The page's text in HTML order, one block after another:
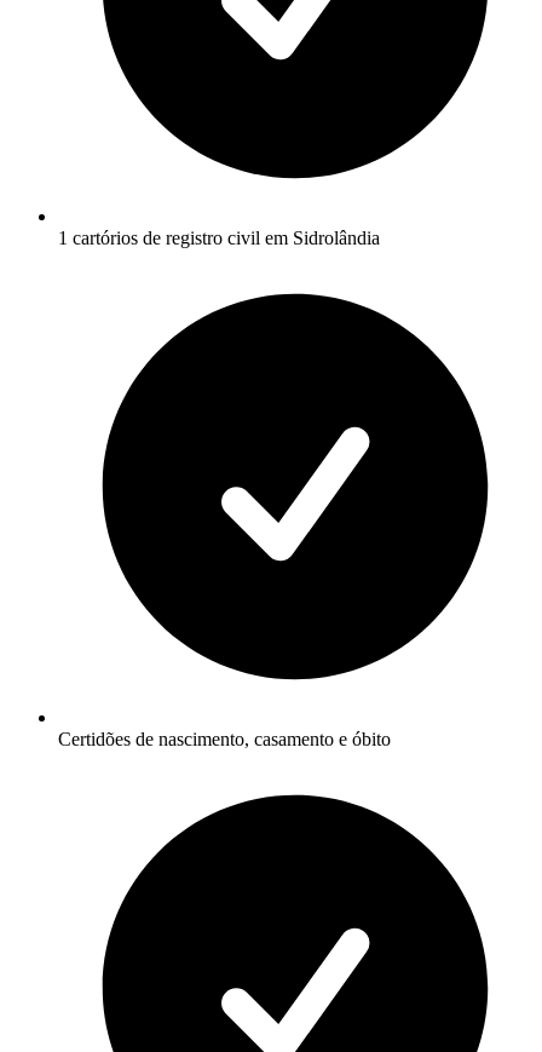
1 cartórios de registro civil em Sidrolândia
Certidões de nascimento, casamento e óbito